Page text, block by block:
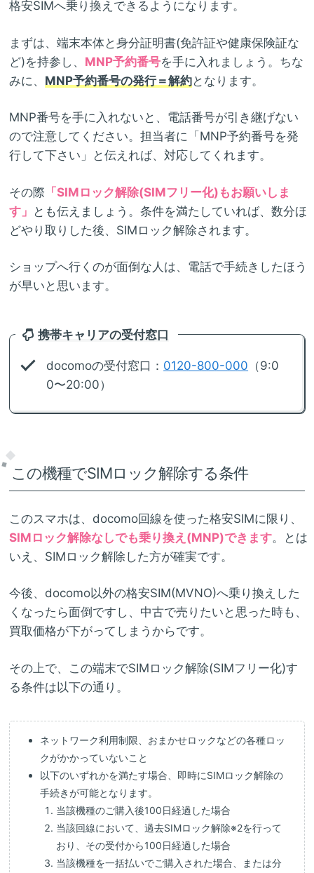
格安SIMへ乗り換えできるようになります。
まずは、端末本体と身分証明書(免許証や健康保険証な
ど)を持参し、 MNP予約番号を手に入れましょう。ちな
みに、 MNP予約番号の発行＝解約となります。
MNP番号を手に入れないと、電話番号が引き継げない
ので注意してください。担当者に「MNP予約番号を発
行して下さい」と伝えれば、対応してくれます。
その際 「SIMロック解除(SIMフリー化)もお願いしま
す」 とも伝えましょう。条件を満たしていれば、数分ほ
どやり取りした後、SIMロック解除されます。
ショップへ行くのが面倒な人は、電話で手続きしたほう
が早いと思います。
携帯キャリアの受付窓口
docomoの受付窓口： 0120-800-000 （9:0
0〜20:00）
この機種でSIMロック解除する条件
このスマホは、docomo回線を使った格安SIMに限り、
SIMロック解除なしでも乗り換え(MNP)できます。とは
いえ、SIMロック解除した方が確実です。
今後、docomo以外の格安SIM(MVNO)へ乗り換えした
くなったら面倒ですし、中古で売りたいと思った時も、
買取価格が下がってしまうからです。
その上で、この端末でSIMロック解除(SIMフリー化)す
る条件は以下の通り。
ネットワーク利用制限、おまかせロックなどの各種ロッ
クがかかっていないこと
以下のいずれかを満たす場合、即時にSIMロック解除の
手続きが可能となります。
当該機種のご購入後100日経過した場合
当該回線において、過去SIMロック解除※2を行って
おり、その受付から100日経過した場合
当該機種を一括払いでご購入された場合、または分